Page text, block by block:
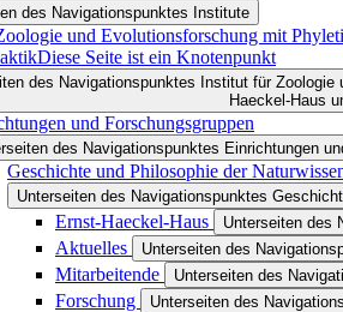
des Navigationspunktes Institute
und Evolutionsforschung mit
Diese Seite ist ein Knotenpunkt
des Navigationspunktes Institut für
Haeckel-Haus
und Forschungsgruppen
des Navigationspunktes Einrichtungen
Geschichte und Philosophie der
Unterseiten des Navigationspunktes
Ernst-Haeckel-Haus Unterseiten des
Aktuelles Unterseiten des
Mitarbeitende Unterseiten des
Forschung Unterseiten des